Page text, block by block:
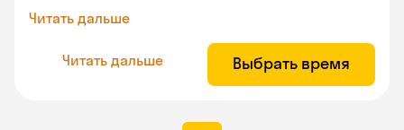
Читать дальше
Читать дальше Выбрать время